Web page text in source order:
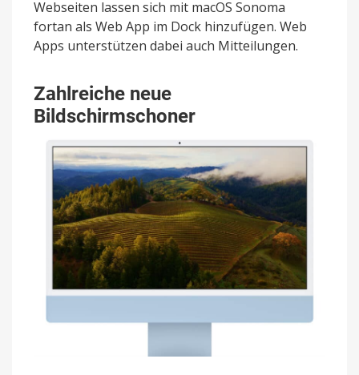
Webseiten lassen sich mit macOS Sonoma
fortan als Web App im Dock hinzufügen. Web
Apps unterstützen dabei auch Mitteilungen.
Zahlreiche neue
Bildschirmschoner